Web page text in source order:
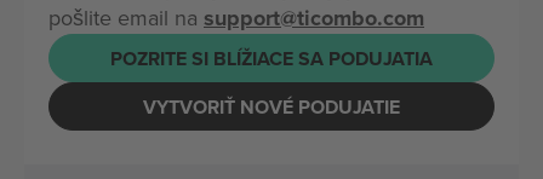
pošlite email na support@ticombo.com
POZRITE SI BLÍŽIACE SA PODUJATIA
VYTVORIŤ NOVÉ PODUJATIE